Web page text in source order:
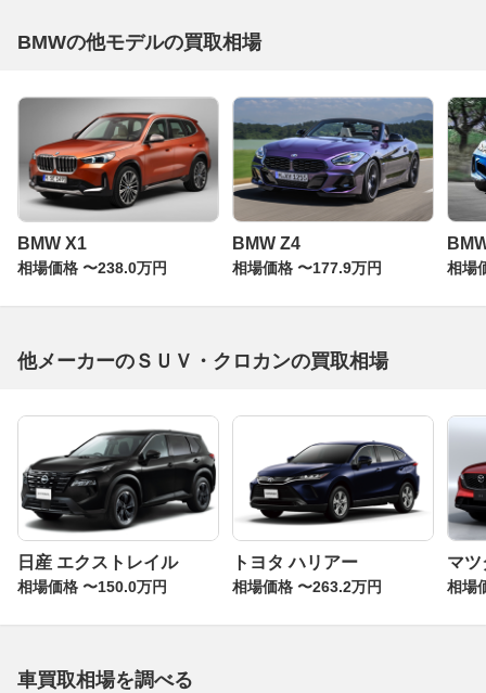
BMWの他モデルの買取相場
BMW X1
相場価格 〜238.0万円
BMW Z4
相場価格 〜177.9万円 相場
他メーカーのＳＵＶ・クロカンの買取相場
日産 エクストレイル
相場価格 〜150.0万円
トヨタ ハリアー
相場価格 〜263.2万円
マツ
相場
車買取相場を調べる